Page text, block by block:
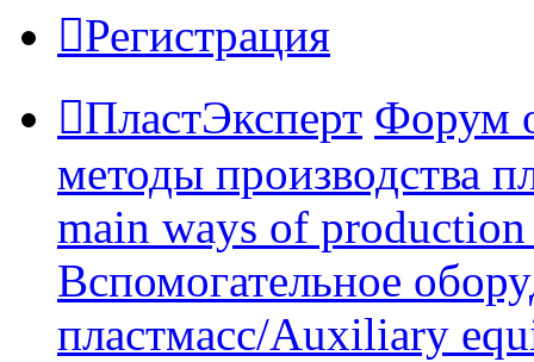
Регистрация
ПластЭксперт Форум
методы производства
main ways of
Вспомогательное
пластмасс/Auxiliary